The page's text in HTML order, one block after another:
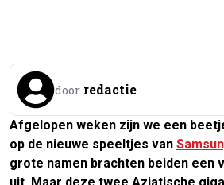
door redactie
Afgelopen weken zijn we een
op de nieuwe speeltjes van
grote namen brachten beiden een